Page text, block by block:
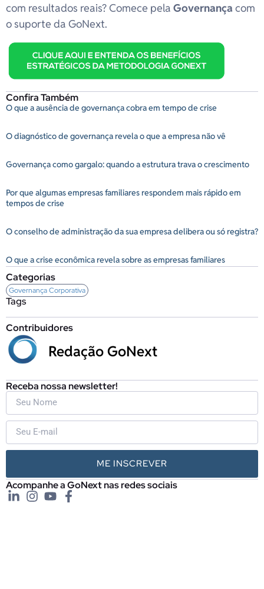
Categorias
Governança Corporativa
Tags
Contribuidores
Redação GoNext
Receba nossa newsletter!
ME INSCREVER
Acompanhe a GoNext nas redes sociais
Confira Também
O que a ausência de governança cobra em tempo de crise
O diagnóstico de governança revela o que a empresa não vê
Governança como gargalo: quando a estrutura trava o crescimento
Por que algumas empresas familiares respondem mais rápido em
tempos de crise
O conselho de administração da sua empresa delibera ou só registra?
O que a crise econômica revela sobre as empresas familiares
com resultados reais? Comece pela Governança com
o suporte da GoNext.